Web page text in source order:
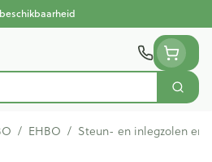
Zoek
/ EHBO / Steun- en inlegzolen en